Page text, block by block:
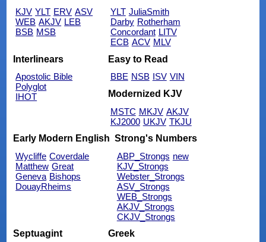
KJV YLT ERV ASV
WEB AKJV LEB
BSB MSB
YLT JuliaSmith
Darby Rotherham
Concordant LITV
ECB ACV MLV
Interlinears
Apostolic Bible
Polyglot
IHOT
Easy to Read
BBE NSB ISV VIN
Modernized KJV
MSTC MKJV AKJV
KJ2000 UKJV TKJU
Early Modern English
Wycliffe Coverdale
Matthew Great
Geneva Bishops
DouayRheims
Strong's Numbers
ABP_Strongs new
KJV_Strongs
Webster_Strongs
ASV_Strongs
WEB_Strongs
AKJV_Strongs
CKJV_Strongs
Septuagint
Greek